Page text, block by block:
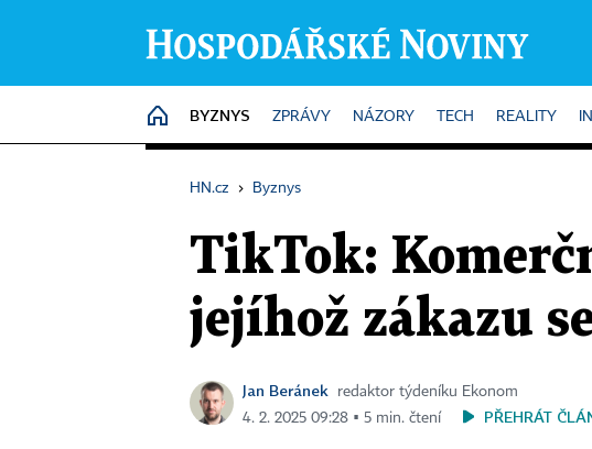
HOME
BYZNYS ZPRÁVY NÁZORY TECH REALITY
HN.cz › Byznys
TikTok:
jejíhož zákazu
Jan Beránek
redaktor týdeníku Ekonom
4. 2. 2025 09:28 ▪ 5 min. čtení
PŘEHRÁT